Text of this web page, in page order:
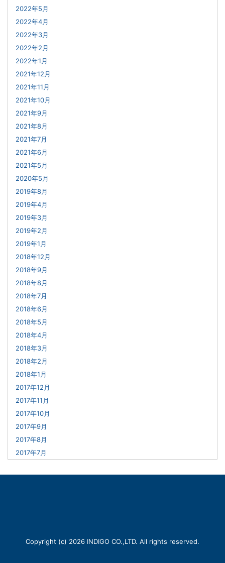
2022年5月
2022年4月
2022年3月
2022年2月
2022年1月
2021年12月
2021年11月
2021年10月
2021年9月
2021年8月
2021年7月
2021年6月
2021年5月
2020年5月
2019年8月
2019年4月
2019年3月
2019年2月
2019年1月
2018年12月
2018年9月
2018年8月
2018年7月
2018年6月
2018年5月
2018年4月
2018年3月
2018年2月
2018年1月
2017年12月
2017年11月
2017年10月
2017年9月
2017年8月
2017年7月
Copyright (c) 2026 INDIGO CO.,LTD. All rights reserved.